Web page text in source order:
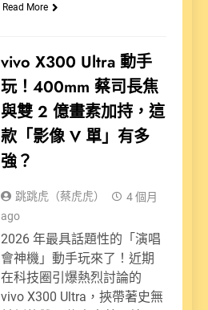
Read More
vivo X300 Ultra 動手
玩！400mm 蔡司長焦
與雙 2 億畫素加持，這
款「影像 V 單」有多
強？
跳跳虎（蔡虎虎）
4 個月
ago
2026 年最具話題性的「演唱
會神機」動手玩來了！近期
在科技圈引爆熱烈討論的
vivo X300 Ultra，挾帶著史無